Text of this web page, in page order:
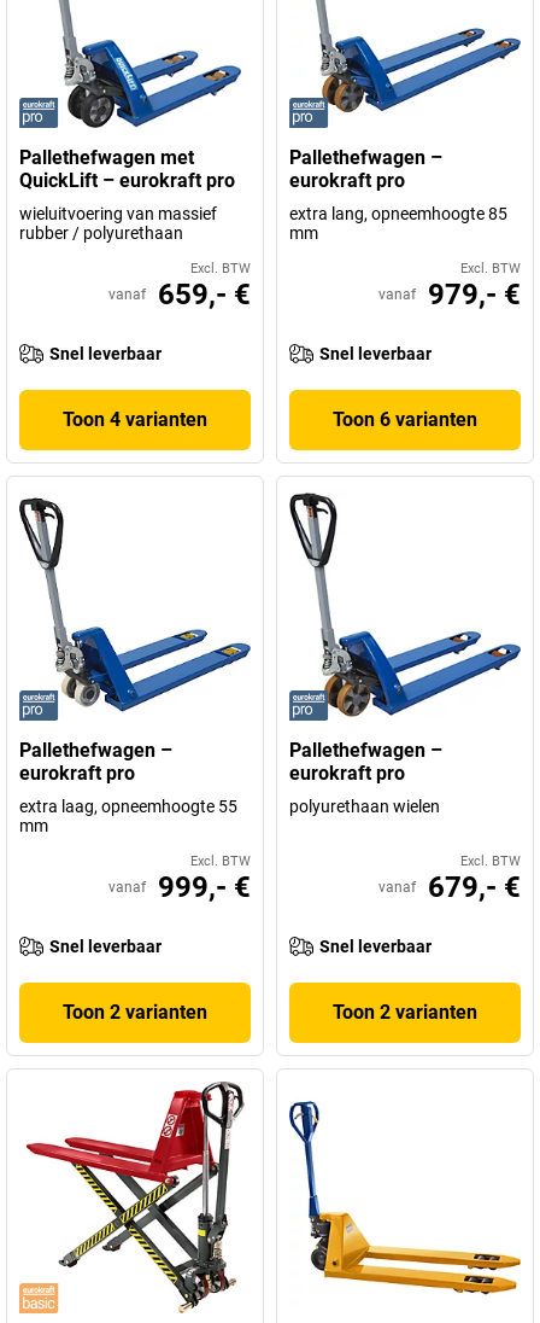
Pallethefwagen met
QuickLift – eurokraft pro
wieluitvoering van massief
rubber / polyurethaan
Excl. BTW
vanaf 659,- €
Snel leverbaar
Toon 4 varianten
Pallethefwagen –
eurokraft pro
extra lang, opneemhoogte 85
mm
Excl. BTW
vanaf 979,- €
Snel leverbaar
Toon 6 varianten
Pallethefwagen –
eurokraft pro
extra laag, opneemhoogte 55
mm
Excl. BTW
vanaf 999,- €
Snel leverbaar
Toon 2 varianten
Pallethefwagen –
eurokraft pro
polyurethaan wielen
Excl. BTW
vanaf 679,- €
Snel leverbaar
Toon 2 varianten